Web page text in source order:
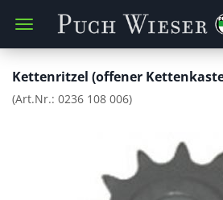
Kettenritzel (offener
(Art.Nr.: 0236 108 006)